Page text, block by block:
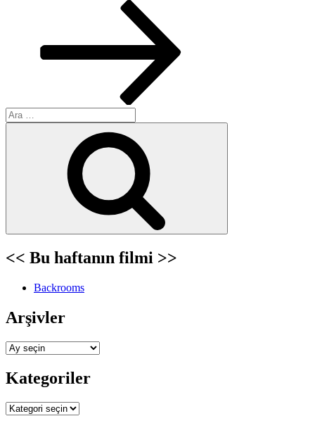
Ara:
<< Bu haftanın filmi >>
Backrooms
Arşivler
Arşivler
Kategoriler
Kategoriler